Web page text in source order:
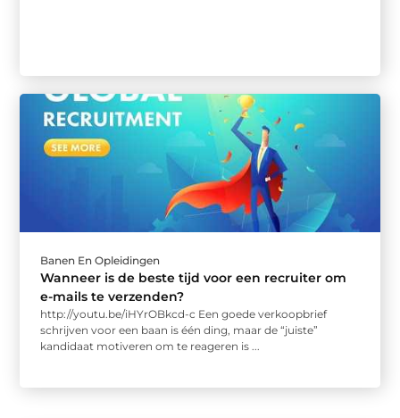
Banen En Opleidingen
Wanneer is de beste tijd voor een recruiter om
e-mails te verzenden?
http://youtu.be/iHYrOBkcd-c Een goede verkoopbrief
schrijven voor een baan is één ding, maar de “juiste”
kandidaat motiveren om te reageren is ...